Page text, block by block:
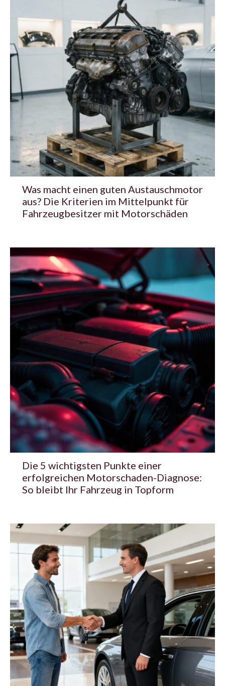
Was macht einen guten Austauschmotor
aus? Die Kriterien im Mittelpunkt für
Fahrzeugbesitzer mit Motorschäden
Die 5 wichtigsten Punkte einer
erfolgreichen Motorschaden-Diagnose:
So bleibt Ihr Fahrzeug in Topform